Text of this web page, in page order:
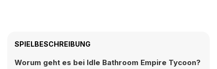
SPIELBESCHREIBUNG
Worum geht es bei Idle Bathroom Empire Tycoon?